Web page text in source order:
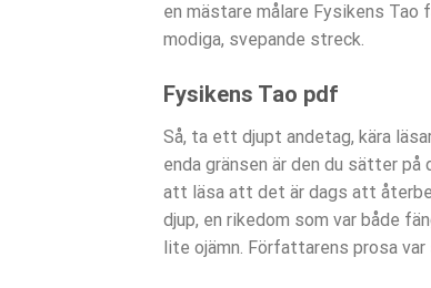
en mästare målare Fysikens
modiga, svepande streck.
Fysikens Tao pdf
Så, ta ett djupt andetag, kära
enda gränsen är den du sätter
att läsa att det är dags att
djup, en rikedom som var både
lite ojämn. Författarens prosa